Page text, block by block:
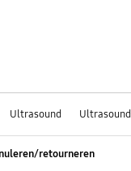
Ultrasound Ultrasound
retourneren